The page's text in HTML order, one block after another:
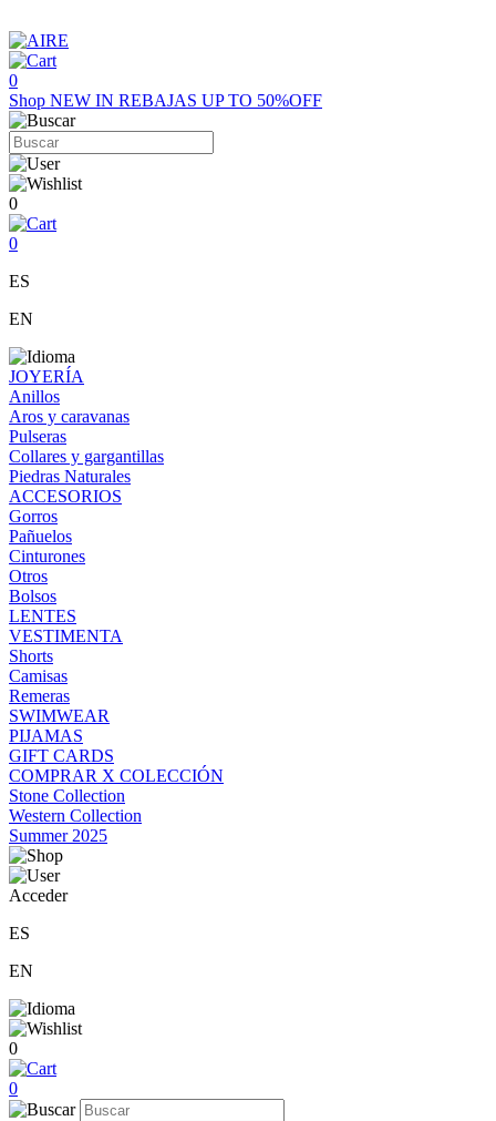
0
Shop NEW IN REBAJAS UP TO 50%OFF
0
0
ES
EN
JOYERÍA
Anillos
Aros y caravanas
Pulseras
Collares y gargantillas
Piedras Naturales
ACCESORIOS
Gorros
Pañuelos
Cinturones
Otros
Bolsos
LENTES
VESTIMENTA
Shorts
Camisas
Remeras
SWIMWEAR
PIJAMAS
GIFT CARDS
COMPRAR X COLECCIÓN
Stone Collection
Western Collection
Summer 2025
Acceder
ES
EN
0
0